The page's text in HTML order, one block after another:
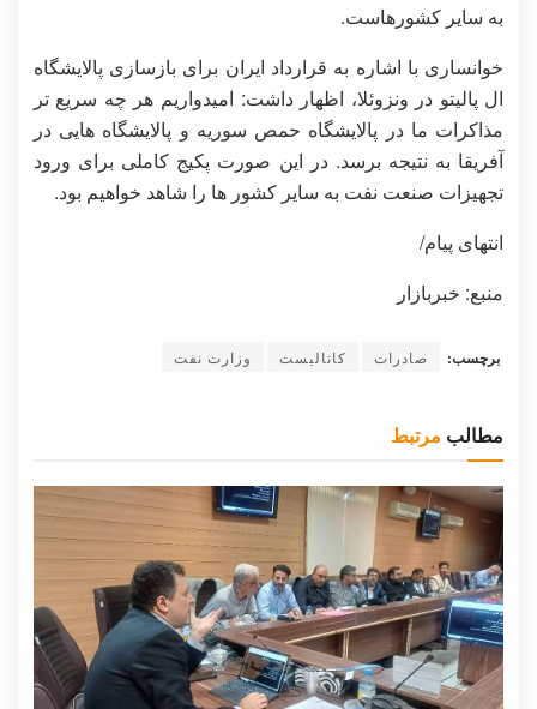
به سایر کشورهاست.
خوانساری با اشاره به قرارداد ایران برای بازسازی پالایشگاه
ال پالیتو در ونزوئلا، اظهار داشت: امیدواریم هر چه سریع تر
مذاکرات ما در پالایشگاه حمص سوریه و پالایشگاه هایی در
آفریقا به نتیجه برسد. در این صورت پکیج کاملی برای ورود
تجهیزات صنعت نفت به سایر کشور ها را شاهد خواهیم بود.
انتهای پیام/
منبع: خبربازار
برچسب: صادرات کاتالیست وزارت نفت
مطالب مرتبط